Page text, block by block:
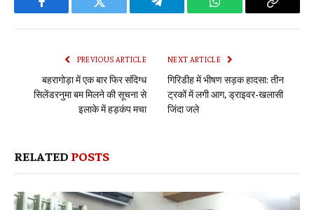
Facebook Twitter Telegram WhatsApp Copy
PREVIOUS ARTICLE
बहरागोड़ा में एक बार फिर संदिग्ध
सिलेंडरनुमा बम मिलने की सूचना से
इलाके में हड़कंप मचा
NEXT ARTICLE
गिरिडीह में भीषण सड़क हादसा: तीन
ट्रकों में लगी आग, ड्राइवर-खलासी
जिंदा जले
RELATED POSTS